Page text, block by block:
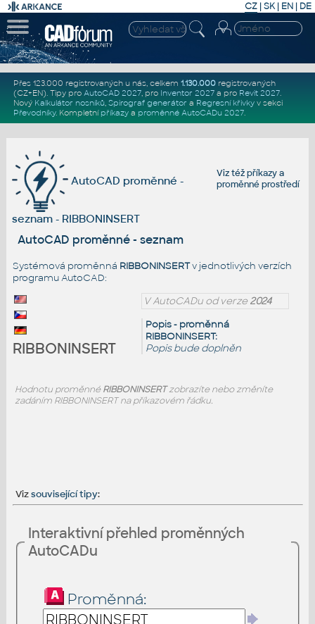
CZ | SK| EN | DE
Přes 123.000 registrovaných u nás, celkem 1.130.000registrovaných
(CZ+EN). Tipy pro AutoCAD 2027, pro Inventor 2027a pro Revit 2027.
Nový Kalkulátor nosníků, Spirograf generátor a Regresní křivkyv sekci
Převodníky. Kompletní příkazya proměnné AutoCADu 2027.
Viz téžpříkazya
proměnné prostředí
AutoCAD proměnné -
seznam - RIBBONINSERT
AutoCAD proměnné - seznam
Systémová proměnná RIBBONINSERTv jednotlivých verzích
programu AutoCAD:
V AutoCADu od verze2024
Popis - proměnná
RIBBONINSERT:
Popis bude doplněn
RIBBONINSERT
Hodnotu proměnnéRIBBONINSERTzobrazíte nebo změníte
zadáním RIBBONINSERT na příkazovém řádku.
Vizsouvisející tipy:
Interaktivní přehled proměnných
AutoCADu
Proměnná: